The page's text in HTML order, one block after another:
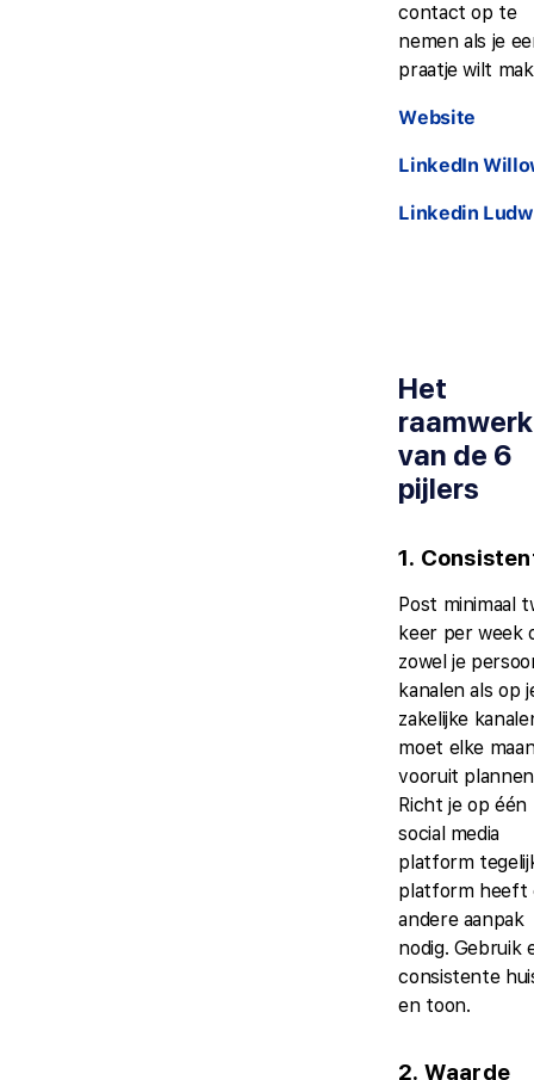
contact op te
nemen als je
praatje wilt
Website
LinkedIn
Linkedin
Het
raamwerk
van de 6
pijlers
1.
Post minimaal
keer per week
zowel je
kanalen als op
zakelijke
moet elke
vooruit
Richt je op één
social media
platform
platform heeft
andere aanpak
nodig. Gebruik
consistente
en toon.
2. Waarde